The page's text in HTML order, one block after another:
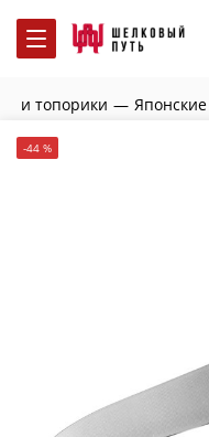
и топорики —
-44 %